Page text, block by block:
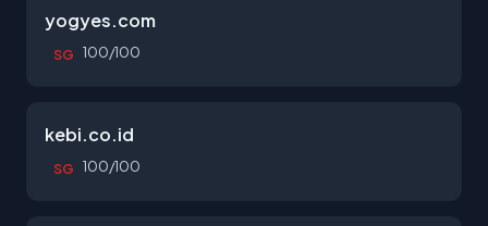
yogyes.com
SG 100/100
kebi.co.id
SG 100/100